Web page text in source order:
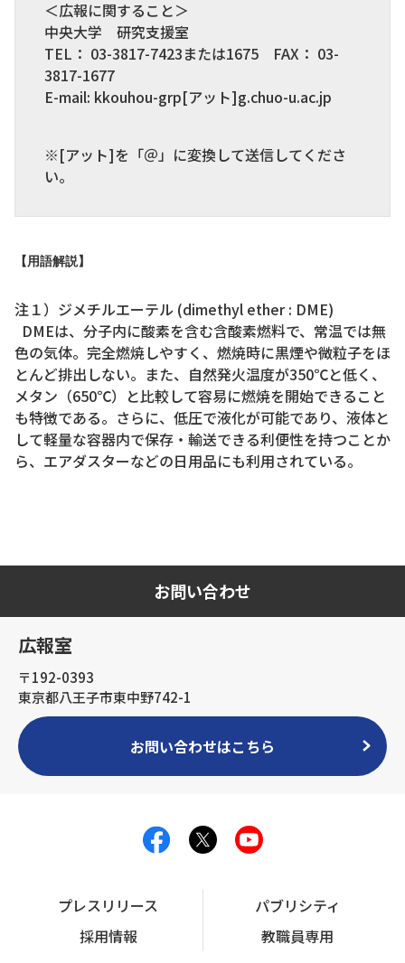
＜広報に関すること＞
中央大学 研究支援室
TEL： 03-3817-7423または1675 FAX： 03-
3817-1677
E-mail: kkouhou-grp[アット]g.chuo-u.ac.jp
※[アット]を「＠」に変換して送信してくださ
い。
【用語解説】
注１）ジメチルエーテル (dimethyl ether : DME)
DMEは、分子内に酸素を含む含酸素燃料で、常温では無
色の気体。完全燃焼しやすく、燃焼時に黒煙や微粒子をほ
とんど排出しない。また、自然発火温度が350℃と低く、
メタン（650℃）と比較して容易に燃焼を開始できること
も特徴である。さらに、低圧で液化が可能であり、液体と
して軽量な容器内で保存・輸送できる利便性を持つことか
ら、エアダスターなどの日用品にも利用されている。
お問い合わせ
広報室
〒192-0393
東京都八王子市東中野742-1
お問い合わせはこちら
プレスリリース
パブリシティ
採用情報
教職員専用